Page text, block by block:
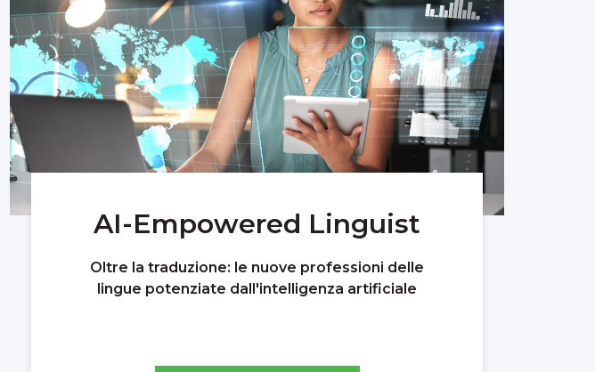
AI-Empowered Linguist
Oltre la traduzione: le nuove professioni delle
lingue potenziate dall'intelligenza artificiale